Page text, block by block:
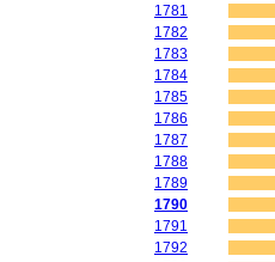
1781
1782
1783
1784
1785
1786
1787
1788
1789
1790
1791
1792